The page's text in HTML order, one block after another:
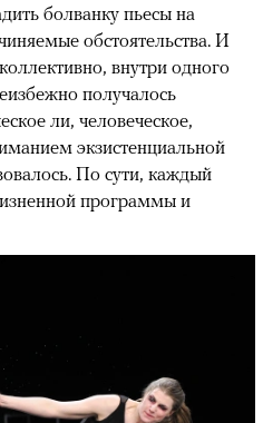
болванку пьесы на
обстоятельства. И
внутри одного
получалось
ли, человеческое,
экзистенциальной
По сути, каждый
программы и